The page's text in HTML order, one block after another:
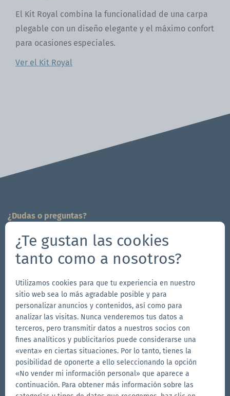
El Kit Royal combina la funcionalidad de una carpa
plegable con un diseño elegante y el máximo confort
para ocasiones especiales.
Ver el Kit Royal
¿Dudas o preguntas?
704-312-1600
info.es@zingerle.group
Follow us
página
de
Facebook
Ir
a
página
de
Instagram
Síguenos
en
YouTube
Ir
a
la
página
de
LinkedIn
Otras marcas de Zingerle Group
Ir
al
sitio
Ir
al
sitio
Ir
¿Te gustan las cookies
tanto como a nosotros?
Utilizamos cookies para que tu experiencia en nuestro
sitio web sea lo más agradable posible y para
personalizar anuncios y contenidos, así como para
analizar las visitas. Nunca venderemos tus datos a
terceros, pero transmitir datos a nuestros socios con
fines analíticos y publicitarios puede considerarse una
«venta» en ciertas situaciones. Por lo tanto, tienes la
posibilidad de oponerte a ello seleccionando la opción
«No vender mi información personal» que aparece a
continuación. Para obtener más información sobre las